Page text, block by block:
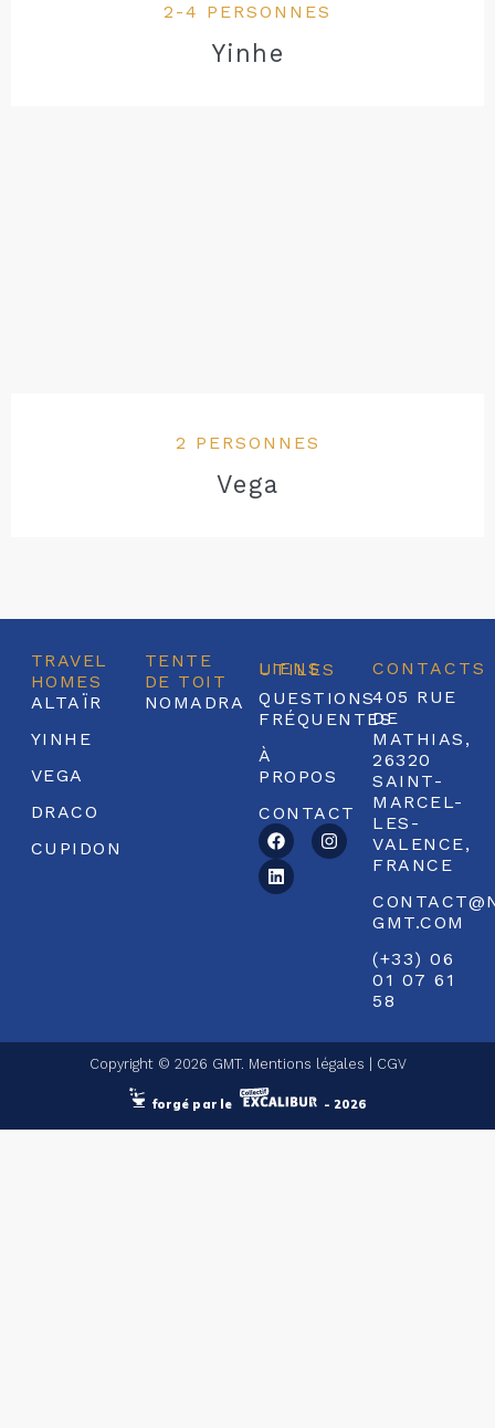
2-4 PERSONNES
Yinhe
2 PERSONNES
Vega
TRAVEL
HOMES
ALTAÏR
YINHE
VEGA
DRACO
CUPIDON
TENTE
DE TOIT
NOMADRA
LIENS UTILES
QUESTIONS
FRÉQUENTES
À
PROPOS
CONTACT
CONTACTS
405 RUE
DE
MATHIAS,
26320
SAINT-
MARCEL-
LES-
VALENCE,
FRANCE
GMT.COM
(+33) 06
01 07 61
58
Copyright © 2026 GMT. Mentions légales CGV
forgé par le - 2026